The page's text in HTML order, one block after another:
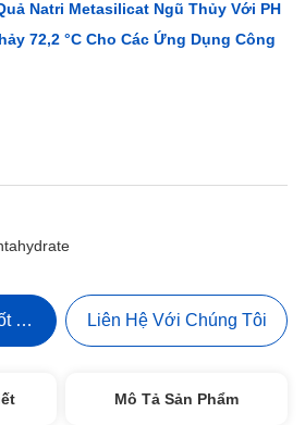
Natri Metasilicat Ngũ Thủy Với PH
72,2 °C Cho Các Ứng Dụng Công
Nhất Liên Hệ Với Chúng Tôi
Mô Tả Sản Phẩm